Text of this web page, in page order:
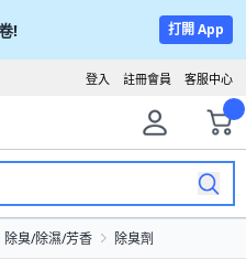
! 打開 App
客服中心
註冊會員
登入
除臭/除濕/芳香 除臭劑